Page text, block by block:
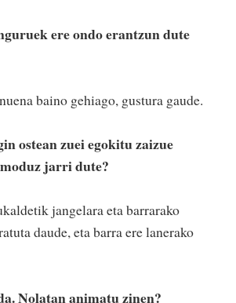
ere ondo erantzun dute
baino gehiago, gustura gaude.
ostean zuei egokitu zaizue
jarri dute?
jangelara eta barrarako
daude, eta barra ere lanerako
Nolatan animatu zinen?